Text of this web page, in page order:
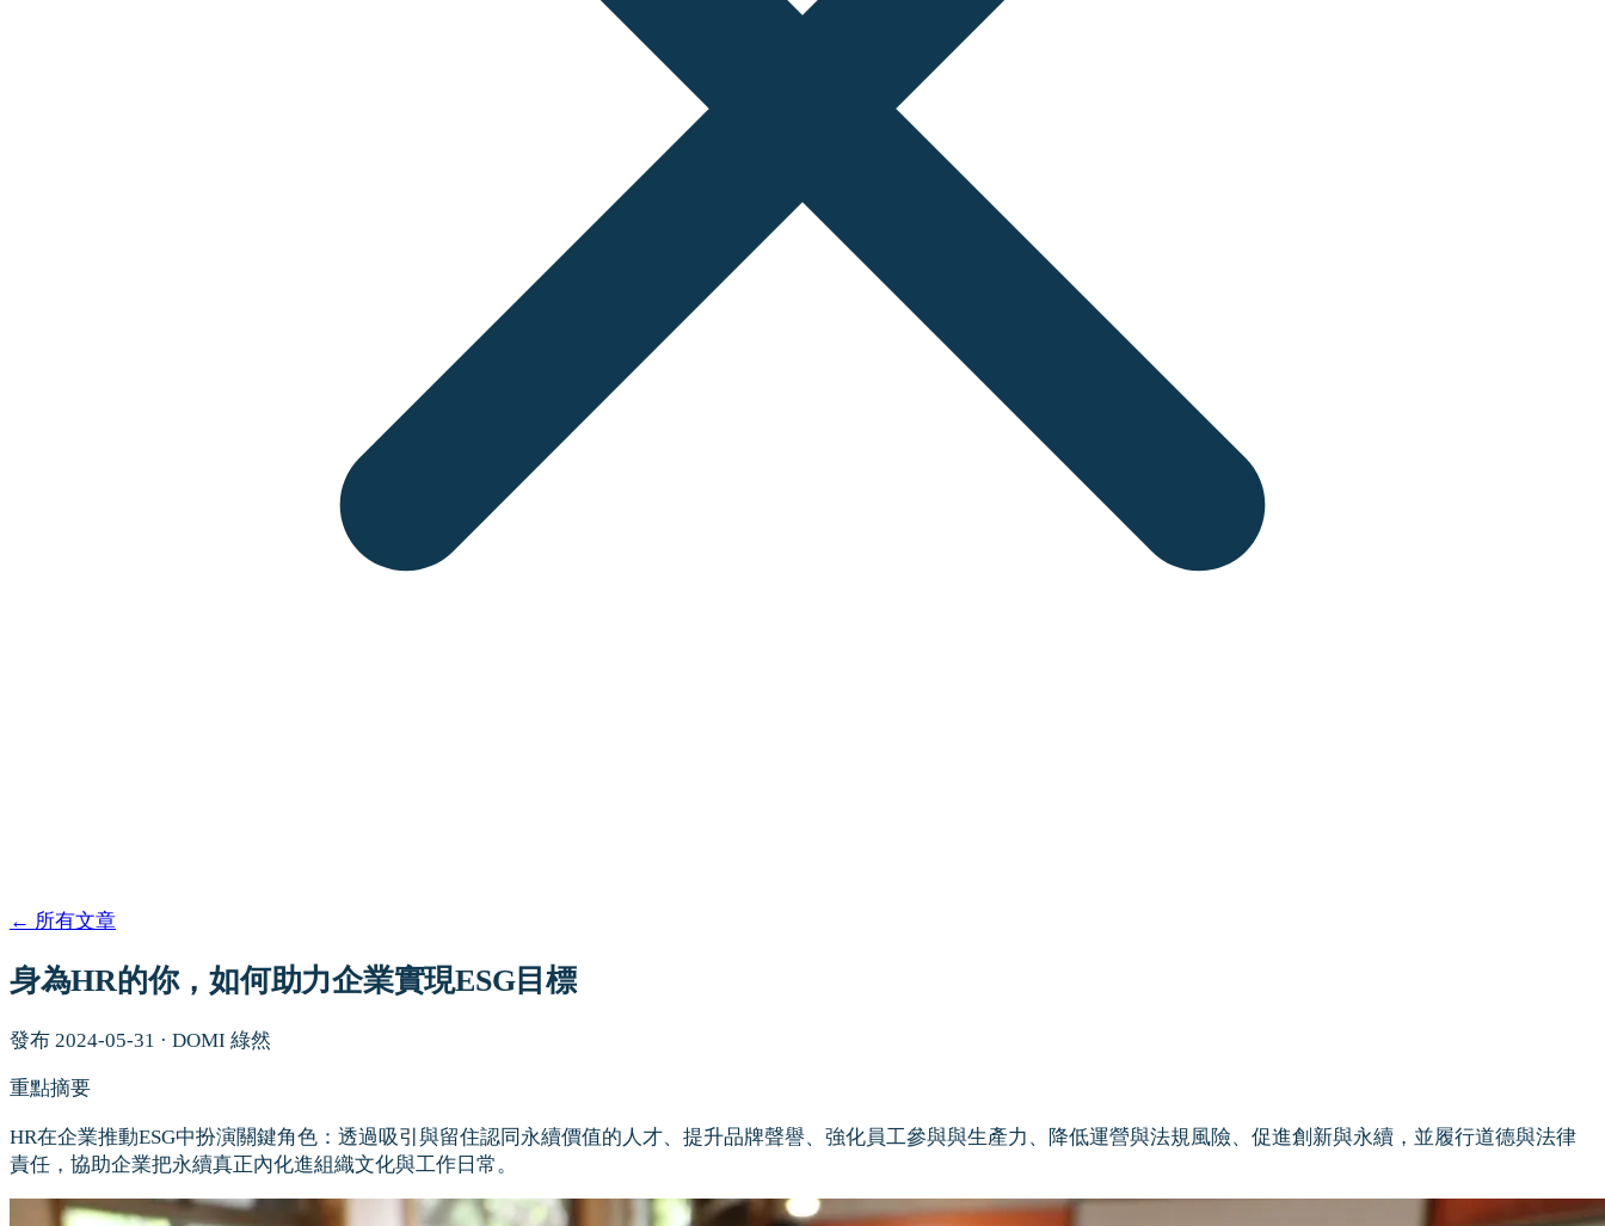
← 所有文章
身為HR的你，如何助力企業實現ESG目標
發布 2024-05-31 · DOMI 綠然
重點摘要
HR在企業推動ESG中扮演關鍵角色：透過吸引與留住認同永續價值的人才、提升品牌聲譽、強化員工參與與生產力、降低運營與法規風險、促進創新與永續，並履行道德與法律
責任，協助企業把永續真正內化進組織文化與工作日常。